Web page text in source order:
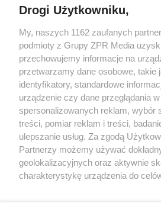
Żaden utwór zamieszczony w serwisie nie
rozpowszechniany lub dalej
tym także elektroniczny lub mechaniczny)
eksploatacji w jakiejkolwiek formie, włącznie
Internecie bez pisemnej zgody właściciela
wykorzystanie utworów w całości lub w
tzn. bez właściwej zgody, jest zabronione
ścigane prawnie.
Drogi Użytkowniku,
My, naszych 1162 zaufanych
podmioty z Grupy ZPR Media
przechowujemy informacje na
przetwarzamy dane osobowe, takie
identyfikatory, standardowe
urządzenie czy dane przeglądania
spersonalizowanych reklam, wybór
treści, pomiar reklam i treści,
ulepszanie usług. Za zgodą
Partnerzy możemy używać
geolokalizacyjnych oraz aktywnie
charakterystykę urządzenia do